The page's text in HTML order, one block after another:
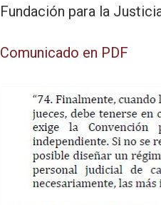
Fundación para la
Comunicado en PDF